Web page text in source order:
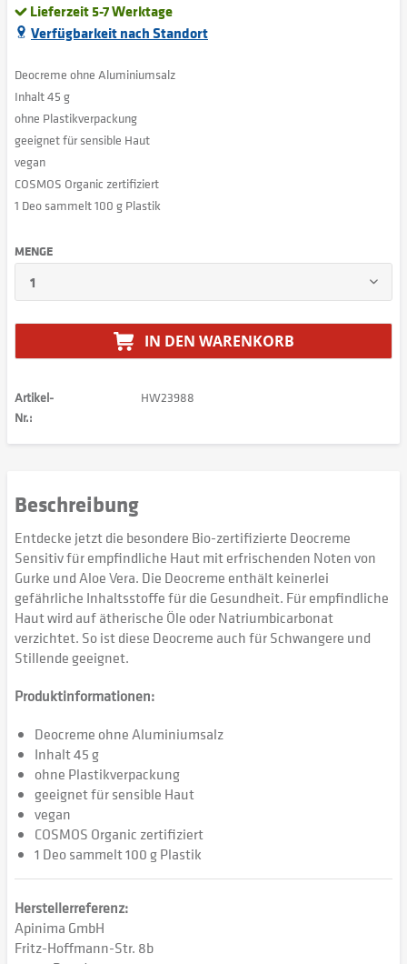
Lieferzeit 5-7 Werktage
Verfügbarkeit nach Standort
Deocreme ohne Aluminiumsalz
Inhalt 45 g
ohne Plastikverpackung
geeignet für sensible Haut
vegan
COSMOS Organic zertifiziert
1 Deo sammelt 100 g Plastik
MENGE
IN DEN WARENKORB
Artikel-
Nr.:
HW23988
Beschreibung
Entdecke jetzt die besondere Bio-zertifizierte Deocreme
Sensitiv für empfindliche Haut mit erfrischenden Noten von
Gurke und Aloe Vera. Die Deocreme enthält keinerlei
gefährliche Inhaltsstoffe für die Gesundheit. Für empfindliche
Haut wird auf ätherische Öle oder Natriumbicarbonat
verzichtet. So ist diese Deocreme auch für Schwangere und
Stillende geeignet.
Produktinformationen:
Deocreme ohne Aluminiumsalz
Inhalt 45 g
ohne Plastikverpackung
geeignet für sensible Haut
vegan
COSMOS Organic zertifiziert
1 Deo sammelt 100 g Plastik
Herstellerreferenz:
Apinima GmbH
Fritz-Hoffmann-Str. 8b